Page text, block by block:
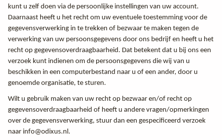
kunt u zelf doen via de persoonlijke instellingen van uw account.
Daarnaast heeft u het recht om uw eventuele toestemming voor de
gegevensverwerking in te trekken of bezwaar te maken tegen de
verwerking van uw persoonsgegevens door ons bedrijf en heeft u het
recht op gegevensoverdraagbaarheid. Dat betekent dat u bij ons een
verzoek kunt indienen om de persoonsgegevens die wij van u
beschikken in een computerbestand naar u of een ander, door u
genoemde organisatie, te sturen.
Wilt u gebruik maken van uw recht op bezwaar en/of recht op
gegevensoverdraagbaarheid of heeft u andere vragen/opmerkingen
over de gegevensverwerking, stuur dan een gespecificeerd verzoek
naar info@odixus.nl.